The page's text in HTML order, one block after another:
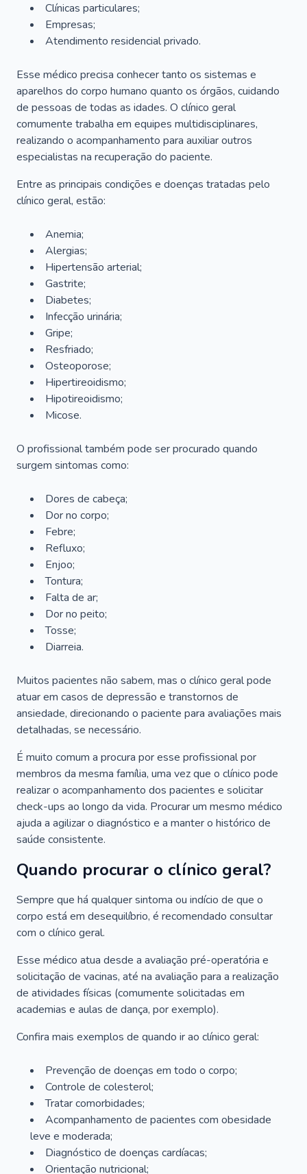
Clínicas particulares;
Empresas;
Atendimento residencial privado.
Esse médico precisa conhecer tanto os sistemas e
aparelhos do corpo humano quanto os órgãos, cuidando
de pessoas de todas as idades. O clínico geral
comumente trabalha em equipes multidisciplinares,
realizando o acompanhamento para auxiliar outros
especialistas na recuperação do paciente.
Entre as principais condições e doenças tratadas pelo
clínico geral, estão:
Anemia;
Alergias;
Hipertensão arterial;
Gastrite;
Diabetes;
Infecção urinária;
Gripe;
Resfriado;
Osteoporose;
Hipertireoidismo;
Hipotireoidismo;
Micose.
O profissional também pode ser procurado quando
surgem sintomas como:
Dores de cabeça;
Dor no corpo;
Febre;
Refluxo;
Enjoo;
Tontura;
Falta de ar;
Dor no peito;
Tosse;
Diarreia.
Muitos pacientes não sabem, mas o clínico geral pode
atuar em casos de depressão e transtornos de
ansiedade, direcionando o paciente para avaliações mais
detalhadas, se necessário.
É muito comum a procura por esse profissional por
membros da mesma família, uma vez que o clínico pode
realizar o acompanhamento dos pacientes e solicitar
check-ups ao longo da vida. Procurar um mesmo médico
ajuda a agilizar o diagnóstico e a manter o histórico de
saúde consistente.
Quando procurar o clínico geral?
Sempre que há qualquer sintoma ou indício de que o
corpo está em desequilíbrio, é recomendado consultar
com o clínico geral.
Esse médico atua desde a avaliação pré-operatória e
solicitação de vacinas, até na avaliação para a realização
de atividades físicas (comumente solicitadas em
academias e aulas de dança, por exemplo).
Confira mais exemplos de quando ir ao clínico geral:
Prevenção de doenças em todo o corpo;
Controle de colesterol;
Tratar comorbidades;
Acompanhamento de pacientes com obesidade
leve e moderada;
Diagnóstico de doenças cardíacas;
Orientação nutricional;